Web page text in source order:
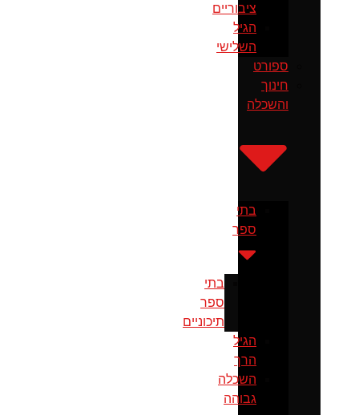
ציבוריים
הגיל
השלישי
ספורט
חינוך
והשכלה
בתי
ספר
בתי
ספר
תיכוניים
הגיל
הרך
השכלה
גבוהה